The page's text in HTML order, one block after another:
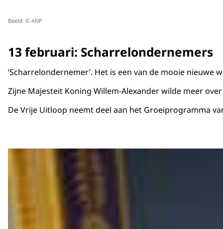
Beeld: © ANP
13 februari: Scharrelondernemers
‘Scharrelondernemer’. Het is een van de mooie
Zijne Majesteit Koning Willem-Alexander wilde meer
De Vrije Uitloop neemt deel aan het Groeiprogramma